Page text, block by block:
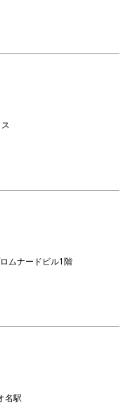
ムナードビル1階
名駅